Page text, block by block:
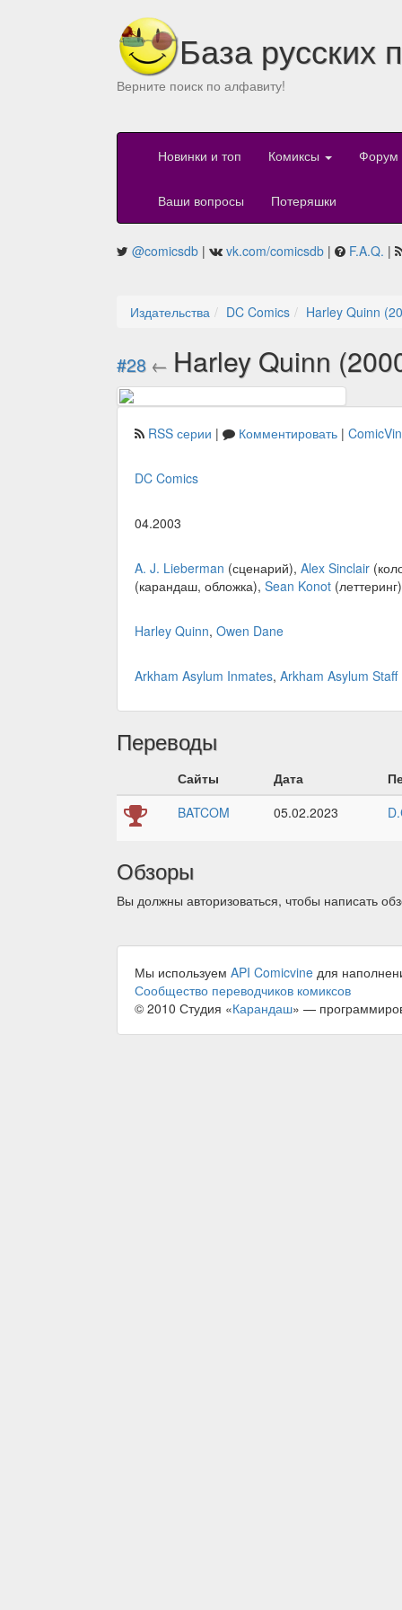
База русских
Верните поиск по алфавиту!
Новинки и топ Комиксы Форум
Ваши вопросы Потеряшки
@comicsdb | vk.com/comicsdb | F.A.Q. |
Издательства DC Comics Harley Quinn
#28 ← Harley Quinn
RSS серии | Комментировать |
DC Comics
04.2003
A. J. Lieberman (сценарий), Alex Sinclair
(карандаш, обложка), Sean Konot
Harley Quinn, Owen Dane
Arkham Asylum Inmates, Arkham Asylum Staff
Переводы
Сайты Дата
BATCOM
05.02.2023
Обзоры
Вы должны авторизоваться, чтобы написать
Мы используем API Comicvine для
Сообщество переводчиков комиксов
© 2010 Студия «Карандаш» —